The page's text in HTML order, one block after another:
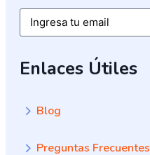
Email
Enlaces Útiles
Blog
Preguntas Frecuentes